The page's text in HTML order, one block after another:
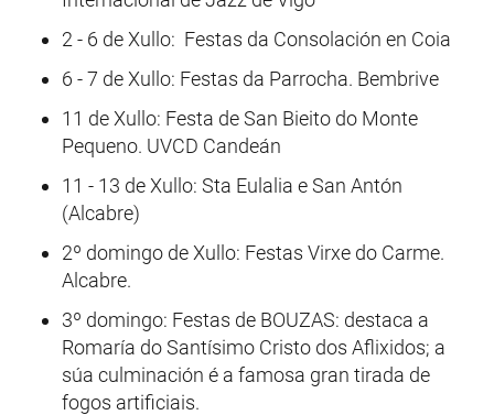
2 - 6 de Xullo: Festas da Consolación en Coia
6 - 7 de Xullo: Festas da Parrocha. Bembrive
11 de Xullo: Festa de San Bieito do Monte
Pequeno. UVCD Candeán
11 - 13 de Xullo: Sta Eulalia e San Antón
(Alcabre)
2º domingo de Xullo: Festas Virxe do Carme.
Alcabre.
3º domingo: Festas de BOUZAS: destaca a
Romaría do Santísimo Cristo dos Aflixidos; a
súa culminación é a famosa gran tirada de
fogos artificiais.